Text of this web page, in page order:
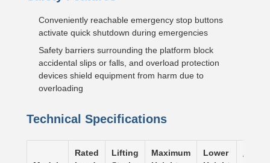
Conveniently reachable emergency stop buttons
activate quick shutdown during emergencies
Safety barriers surrounding the platform block
accidental slips or falls, and overload protection
devices shield equipment from harm due to
overloading
Technical Specifications
Rated
Lifting
Maximum
Lower
Table